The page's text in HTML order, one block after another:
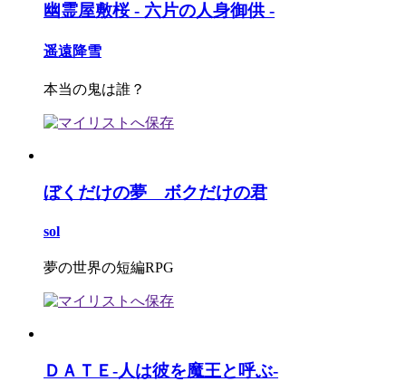
幽霊屋敷桜 - 六片の人身御供 -
遥遠降雪
本当の鬼は誰？
ぼくだけの夢 ボクだけの君
sol
夢の世界の短編RPG
ＤＡＴＥ-人は彼を魔王と呼ぶ-